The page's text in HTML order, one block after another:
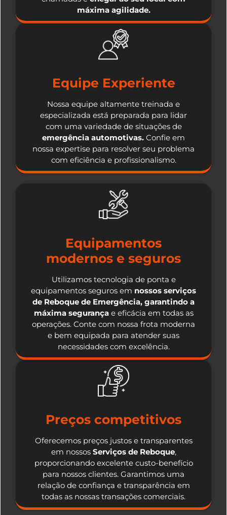
máxima agilidade.
Equipe Experiente
Nossa equipe altamente treinada e
especializada está preparada para lidar
com uma variedade de situações de
emergência automotivas. Confie em
nossa expertise para resolver seu problema
com eficiência e profissionalismo.
Equipamentos
modernos e seguros
Utilizamos tecnologia de ponta e
equipamentos seguros em nossos serviços
de Reboque de Emergência, garantindo a
máxima segurançae eficácia em todas as
operações. Conte com nossa frota moderna
e bem equipada para atender suas
necessidades com excelência.
Preços competitivos
Oferecemos preços justos e transparentes
em nossos Serviços de Reboque,
proporcionando excelente custo-benefício
para nossos clientes. Garantimos uma
relação de confiança e transparência em
todas as nossas transações comerciais.